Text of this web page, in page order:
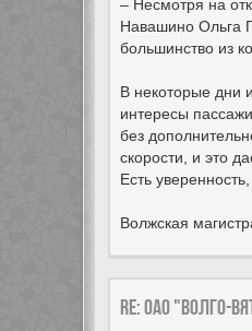
– Несмотря на
Навашино Ольга
большинство из
В некоторые дни
интересы
без
скорости, и это
Есть
Волжская
Re: ОАО "Волго-